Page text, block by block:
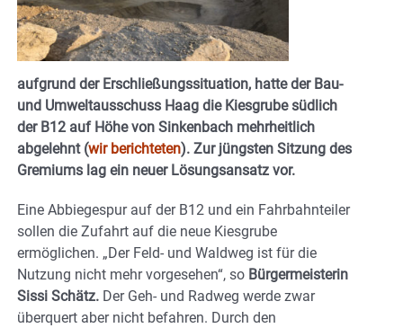
aufgrund der Erschließungssituation, hatte der Bau-
und Umweltausschuss Haag die Kiesgrube südlich
der B12 auf Höhe von Sinkenbach mehrheitlich
abgelehnt (wir berichteten). Zur jüngsten Sitzung des
Gremiums lag ein neuer Lösungsansatz vor.
Eine Abbiegespur auf der B12 und ein Fahrbahnteiler
sollen die Zufahrt auf die neue Kiesgrube
ermöglichen. „Der Feld- und Waldweg ist für die
Nutzung nicht mehr vorgesehen“, so Bürgermeisterin
Sissi Schätz. Der Geh- und Radweg werde zwar
überquert aber nicht befahren. Durch den